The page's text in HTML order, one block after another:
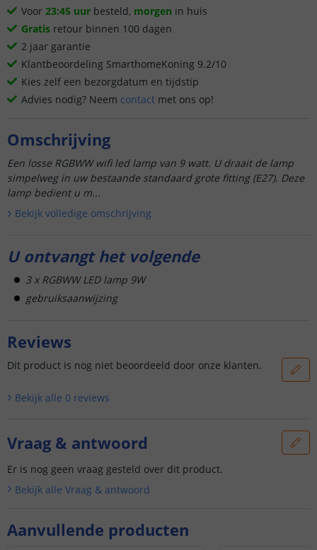
Voor 23:45 uur besteld, morgen in huis
Gratis retour binnen 100 dagen
2 jaar garantie
Klantbeoordeling SmarthomeKoning 9.2/10
Kies zelf een bezorgdatum en tijdstip
Advies nodig? Neem contact met ons op!
Omschrijving
Een losse RGBWW wifi led lamp van 9 watt. U draait de lamp
simpelweg in uw bestaande standaard grote fitting (E27). Deze
lamp bedient u m...
Bekijk volledige omschrijving
U ontvangt het volgende
3 x RGBWW LED lamp 9W
gebruiksaanwijzing
Aanvullende producten
Reviews
Dit product is nog niet beoordeeld door onze klanten.
Bekijk alle 0 reviews
Vraag & antwoord
Er is nog geen vraag gesteld over dit product.
Bekijk alle Vraag & antwoord